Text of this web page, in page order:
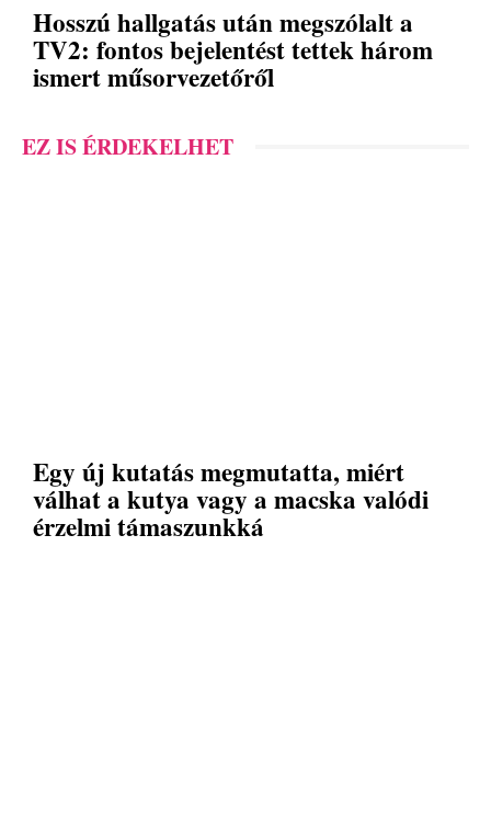
Hosszú hallgatás után megszólalt a
TV2: fontos bejelentést tettek három
ismert műsorvezetőről
EZ IS ÉRDEKELHET
Egy új kutatás megmutatta, miért
válhat a kutya vagy a macska valódi
érzelmi támaszunkká